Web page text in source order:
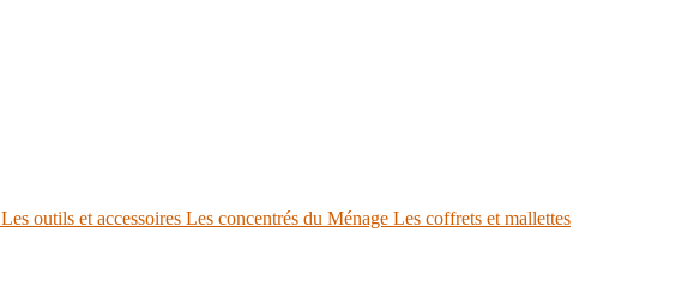
Les outils et accessoires Les concentrés du Ménage Les coffrets et mallettes